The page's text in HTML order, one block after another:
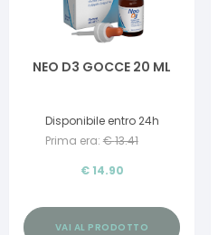
NEO D3 GOCCE 20 ML
Disponibile entro 24h
Prima era: €13.41
€ 14.90
VAI AL PRODOTTO